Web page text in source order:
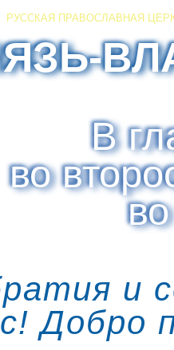
РУССКАЯ ПРАВОСЛАВНАЯ
В
во
и
Добро